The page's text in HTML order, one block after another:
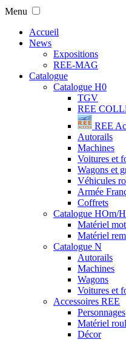
Menu
Accueil
News
Expositions
REE-MAG
Catalogue
Catalogue H0
TGV
REE
REE
Autorails
Machines
Voitures et
Wagons et
Véhicules
Armée
Coffrets
Catalogue HOm/
Matériel
Matériel
Catalogue N
Autorails
Machines
Wagons
Voitures et
Accessoires REE
Personnages
Matériel
Décor